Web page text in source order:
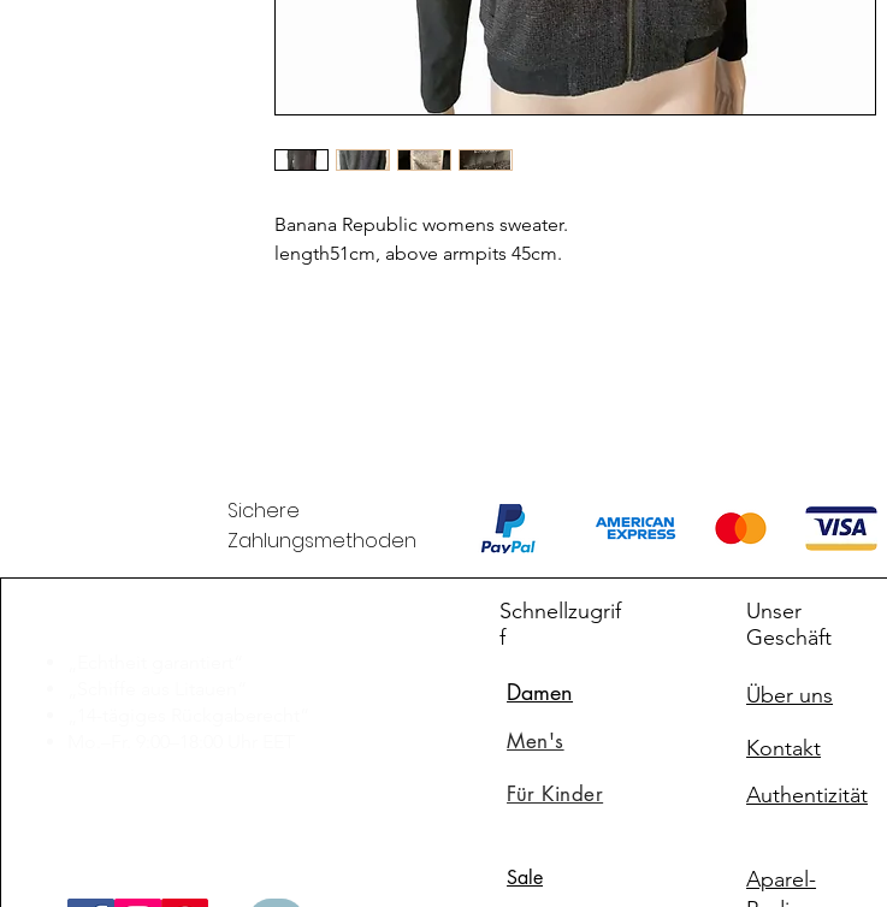
Banana Republic womens sweater.
length51cm, above armpits 45cm.
Sichere
Zahlungsmethoden
Schnellzugrif
f
Damen
Men's
Für Kinder
Sale
Unser
Geschäft
Über uns
Kontakt
Authentizität
Aparel-